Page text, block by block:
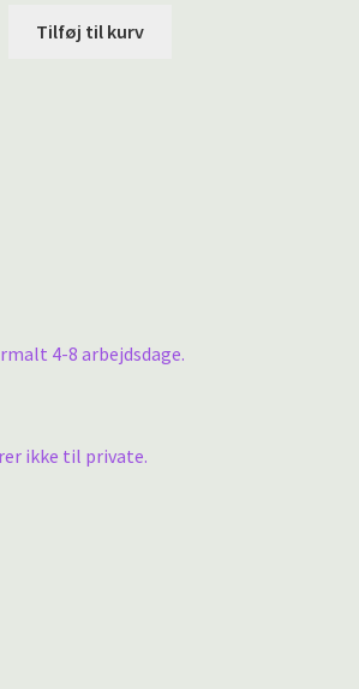
Tilføj til kurv
4-8 arbejdsdage.
ikke til private.